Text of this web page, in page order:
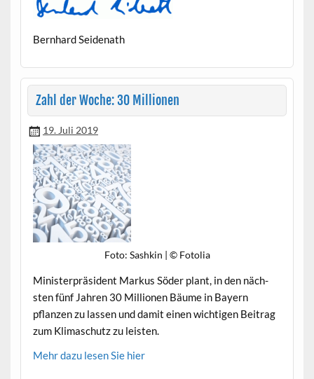
Bern­hard Seidenath
Zahl der Woche: 30 Millionen
19. Juli 2019
Foto: Sashkin | © Fotolia
Min­is­ter­präsi­dent Markus Söder plant, in den näch­
sten fünf Jahren 30 Mil­lio­nen Bäume in Bay­ern
pflanzen zu lassen und damit einen wichti­gen Beitrag
zum Kli­maschutz zu leisten.
Mehr dazu lesen Sie hier